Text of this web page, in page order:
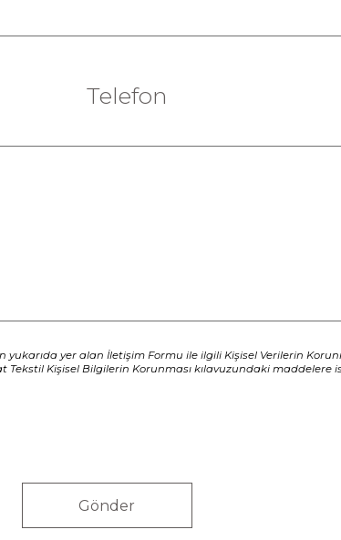
Telefon
yer alan İletişim Formu ile ilgili Kişisel Verilerin
Kişisel Bilgilerin Korunması kılavuzundaki maddelere
Gönder